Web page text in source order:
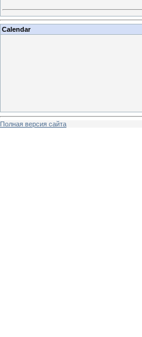
Calendar
Полная версия сайта